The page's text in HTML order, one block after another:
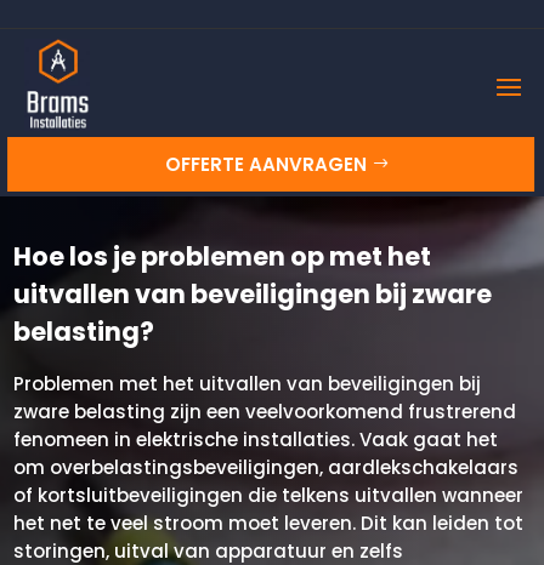
OFFERTE AANVRAGEN
Hoe los je problemen op met het
uitvallen van beveiligingen bij zware
belasting?
Problemen met het uitvallen van beveiligingen bij
zware belasting zijn een veelvoorkomend frustrerend
fenomeen in elektrische installaties.​ Vaak gaat het
om overbelastingsbeveiligingen, aardlekschakelaars
of kortsluitbeveiligingen die telkens uitvallen wanneer
het net te veel stroom moet leveren.​ Dit kan leiden tot
storingen, uitval van apparatuur en zelfs